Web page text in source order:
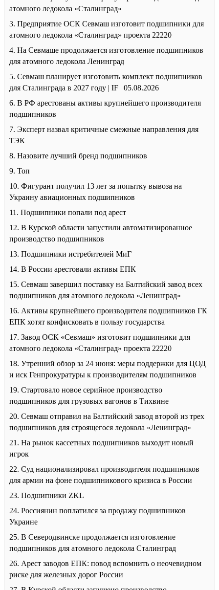
атомного ледокола «Сталинград»
3. Предприятие ОСК Севмаш изготовит подшипники для
атомного ледокола «Сталинград» проекта 22220
4. На Севмаше продолжается изготовление подшипников
для атомного ледокола Ленинград
5. Севмаш планирует изготовить комплект подшипников
для Сталинграда в 2027 году | IF | 05.08.2026
6. В РФ арестованы активы крупнейшего производителя
подшипников
7. Эксперт назвал критичные смежные направления для
ТЭК
8. Назовите лучший бренд подшипников
9. Топ
10. Фигурант получил 13 лет за попытку вывоза на
Украину авиационных подшипников
11. Подшипники попали под арест
12. В Курской области запустили автоматизированное
производство подшипников
13. Подшипники истребителей МиГ
14. В России арестовали активы ЕПК
15. Севмаш завершил поставку на Балтийский завод всех
подшипников для атомного ледокола «Ленинград»
16. Активы крупнейшего производителя подшипников ГК
ЕПК хотят конфисковать в пользу государства
17. Завод ОСК «Севмаш» изготовит подшипники для
атомного ледокола «Сталинград» проекта 22220
18. Утренний обзор за 24 июня: меры поддержки для ЦОД
и иск Генпрокуратуры к производителям подшипников
19. Стартовало новое серийное производство
подшипников для грузовых вагонов в Тихвине
20. Севмаш отправил на Балтийский завод второй из трех
подшипников для строящегося ледокола «Ленинград»
21. На рынок кассетных подшипников выходит новый
игрок
22. Суд национализировал производителя подшипников
для армии на фоне подшипникового кризиса в России
23. Подшипники ZKL
24. Россиянин поплатился за продажу подшипников
Украине
25. В Северодвинске продолжается изготовление
подшипников для атомного ледокола Сталинград
26. Арест заводов ЕПК: повод вспомнить о неочевидном
риске для железных дорог России